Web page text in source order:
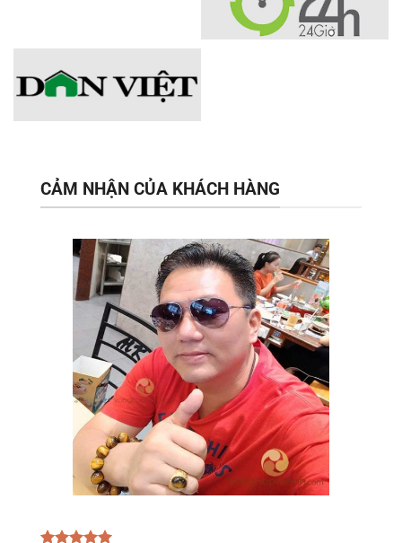
CẢM NHẬN CỦA KHÁCH HÀNG